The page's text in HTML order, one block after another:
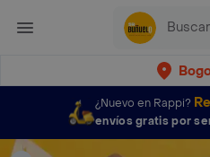
¿Nuevo en Rappi?
envíos gratis por